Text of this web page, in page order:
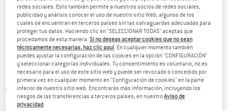
Vistas detalladas
redes sociales. Esto también permite a nuestros socios de redes sociales,
publicidad y análisis conocer el uso de nuestro sitio Web, algunos de los
cuales se encuentran en terceros países sin las salvaguardas adecuadas para
proteger tus datos. Haciendo clic en "SELECCIONAR TODAS" aceptas que
procedamos de esta manera.Si no deseas aceptar cookies que no sean
técnicamente necesarias, haz clic aquí. En cualquier momento también
puedes ajustar la configuración de las cookies en la opción "CONFIGURACIÓN"
y seleccionar categorías individuales. Tu consentimiento es voluntario, no es
necesario para el uso de este sitio web y puede ser revocado o concedido por
primera vez en cualquier momento en "Configuración de cookies" en la parte
inferior de nuestro sitio web. Encontrarás más información, incluyendo los
riesgos de las transferencias a terceros países, en nuestroAviso de
privacidad